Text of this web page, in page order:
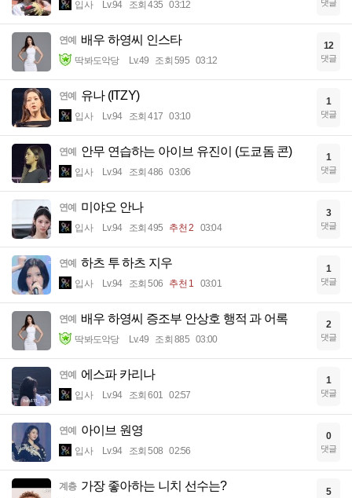
입사 Lv.94 조회 435 03:12 댓글
연예 배우 하영씨 인스타
딱봐도악당 Lv.49 조회 595 03:12
12
댓글
연예 유나 (ITZY)
입사 Lv.94 조회 417 03:10
1
댓글
연예 안무 연습하는 아이브 유진이 (도쿄돔 콘)
입사 Lv.94 조회 486 03:06
1
댓글
연예 미야오 안나
입사 Lv.94 조회 495 추천 2 03:04
3
댓글
연예 하츠 투 하츠 지우
입사 Lv.94 조회 506 추천 1 03:01
1
댓글
연예 배우 하영씨 증조부 안상호 행적 과 어록
딱봐도악당 Lv.49 조회 885 03:00
2
댓글
연예 에스파 카리나
입사 Lv.94 조회 601 02:57
1
댓글
연예 아이브 원영
입사 Lv.94 조회 508 02:56
0
댓글
계층 가장 좋아하는 니치 선수는? 5